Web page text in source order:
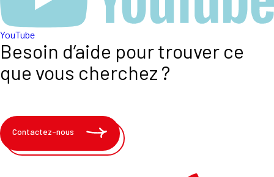
YouTube
Besoin d’aide pour trouver ce
que vous cherchez ?
Contactez-nous